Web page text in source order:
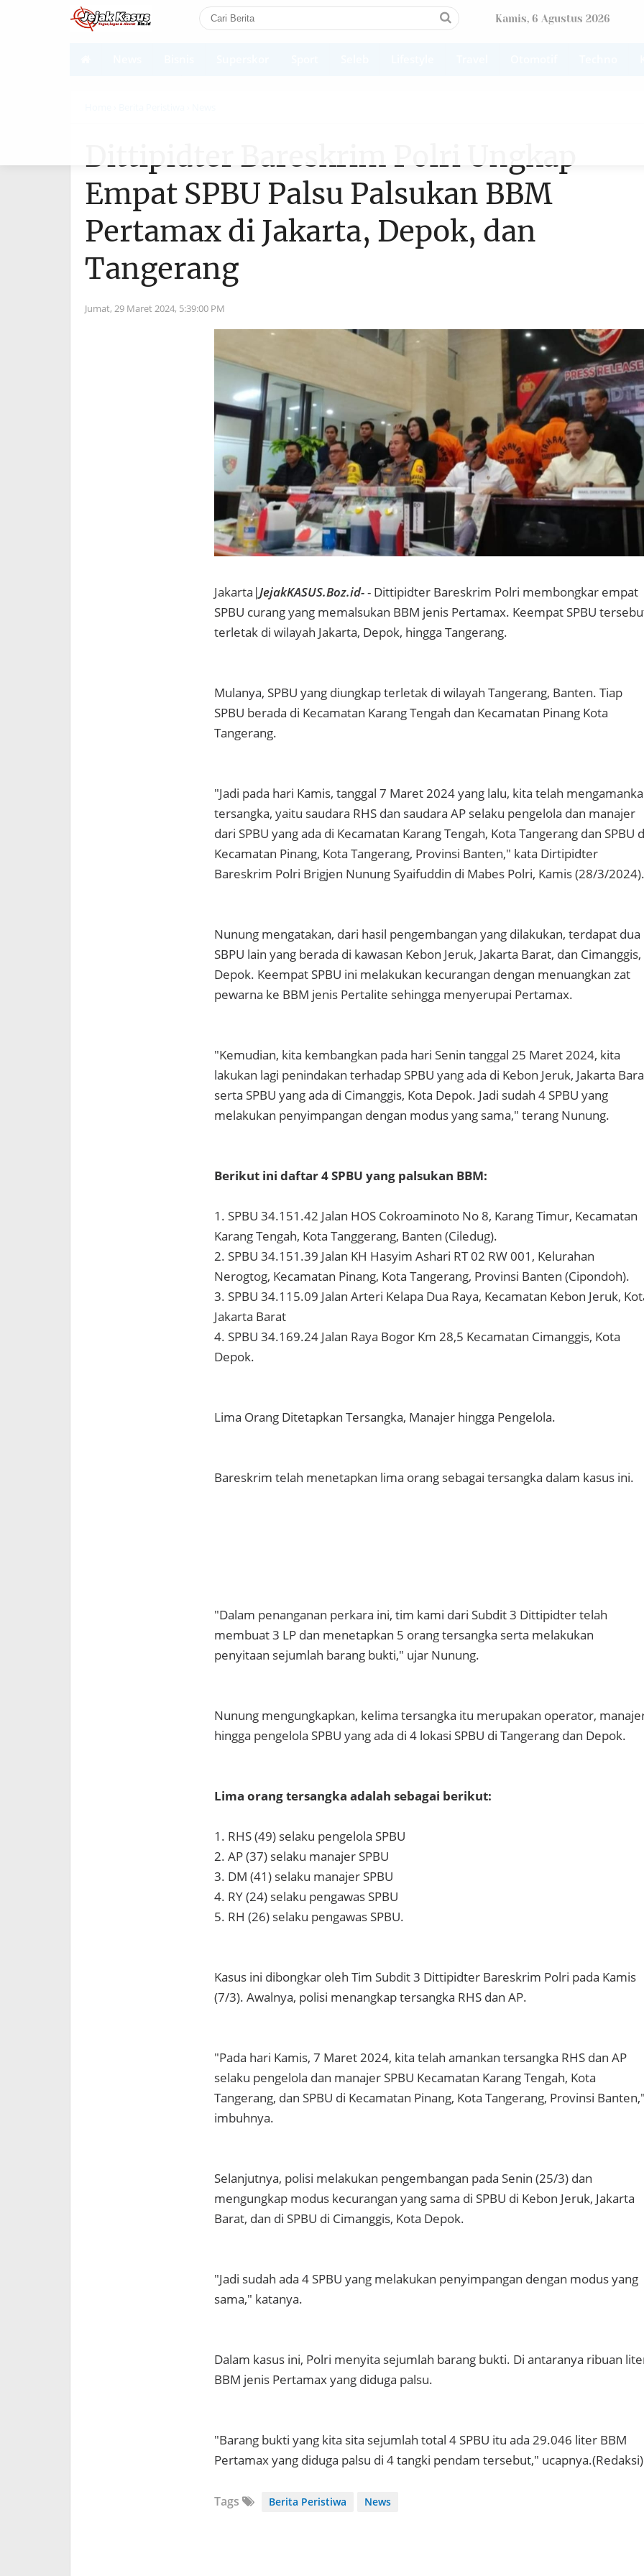
Kamis, 6 Agustus 2026
Dittipidter Bareskrim Polri Ungkap
Empat SPBU Palsu Palsukan BBM
Pertamax di Jakarta, Depok, dan
Tangerang
Jumat, 29 Maret 2024, 5:39:00 PM
Jakarta|JejakKASUS.Boz.id-- Dittipidter Bareskrim Polri membongkar empat
SPBU curang yang memalsukan BBM jenis Pertamax. Keempat SPBU
terletak di wilayah Jakarta, Depok, hingga Tangerang.
Mulanya, SPBU yang diungkap terletak di wilayah Tangerang, Banten. Tiap
SPBU berada di Kecamatan Karang Tengah dan Kecamatan Pinang Kota
Tangerang.
"Jadi pada hari Kamis, tanggal 7 Maret 2024 yang lalu, kita telah
tersangka, yaitu saudara RHS dan saudara AP selaku pengelola dan manajer
dari SPBU yang ada di Kecamatan Karang Tengah, Kota Tangerang dan SPBU
Kecamatan Pinang, Kota Tangerang, Provinsi Banten," kata Dirtipidter
Bareskrim Polri Brigjen Nunung Syaifuddin di Mabes Polri, Kamis (28/3/2024).
Nunung mengatakan, dari hasil pengembangan yang dilakukan, terdapat dua
SBPU lain yang berada di kawasan Kebon Jeruk, Jakarta Barat, dan Cimanggis,
Depok. Keempat SPBU ini melakukan kecurangan dengan menuangkan zat
pewarna ke BBM jenis Pertalite sehingga menyerupai Pertamax.
"Kemudian, kita kembangkan pada hari Senin tanggal 25 Maret 2024, kita
lakukan lagi penindakan terhadap SPBU yang ada di Kebon Jeruk, Jakarta
serta SPBU yang ada di Cimanggis, Kota Depok. Jadi sudah 4 SPBU yang
melakukan penyimpangan dengan modus yang sama," terang Nunung.
Berikut ini daftar 4 SPBU yang palsukan BBM:
1. SPBU 34.151.42 Jalan HOS Cokroaminoto No 8, Karang Timur, Kecamatan
Karang Tengah, Kota Tanggerang, Banten (Ciledug).
2. SPBU 34.151.39 Jalan KH Hasyim Ashari RT 02 RW 001, Kelurahan
Nerogtog, Kecamatan Pinang, Kota Tangerang, Provinsi Banten (Cipondoh).
3. SPBU 34.115.09 Jalan Arteri Kelapa Dua Raya, Kecamatan Kebon Jeruk,
Jakarta Barat
4. SPBU 34.169.24 Jalan Raya Bogor Km 28,5 Kecamatan Cimanggis, Kota
Depok.
Lima Orang Ditetapkan Tersangka, Manajer hingga Pengelola.
Bareskrim telah menetapkan lima orang sebagai tersangka dalam kasus ini.
"Dalam penanganan perkara ini, tim kami dari Subdit 3 Dittipidter telah
membuat 3 LP dan menetapkan 5 orang tersangka serta melakukan
penyitaan sejumlah barang bukti," ujar Nunung.
Nunung mengungkapkan, kelima tersangka itu merupakan operator,
hingga pengelola SPBU yang ada di 4 lokasi SPBU di Tangerang dan Depok.
Lima orang tersangka adalah sebagai berikut:
1. RHS (49) selaku pengelola SPBU
2. AP (37) selaku manajer SPBU
3. DM (41) selaku manajer SPBU
4. RY (24) selaku pengawas SPBU
5. RH (26) selaku pengawas SPBU.
Kasus ini dibongkar oleh Tim Subdit 3 Dittipidter Bareskrim Polri pada Kamis
(7/3). Awalnya, polisi menangkap tersangka RHS dan AP.
"Pada hari Kamis, 7 Maret 2024, kita telah amankan tersangka RHS dan AP
selaku pengelola dan manajer SPBU Kecamatan Karang Tengah, Kota
Tangerang, dan SPBU di Kecamatan Pinang, Kota Tangerang, Provinsi
imbuhnya.
Selanjutnya, polisi melakukan pengembangan pada Senin (25/3) dan
mengungkap modus kecurangan yang sama di SPBU di Kebon Jeruk, Jakarta
Barat, dan di SPBU di Cimanggis, Kota Depok.
"Jadi sudah ada 4 SPBU yang melakukan penyimpangan dengan modus yang
sama," katanya.
Dalam kasus ini, Polri menyita sejumlah barang bukti. Di antaranya ribuan
BBM jenis Pertamax yang diduga palsu.
"Barang bukti yang kita sita sejumlah total 4 SPBU itu ada 29.046 liter BBM
Pertamax yang diduga palsu di 4 tangki pendam tersebut," ucapnya.(Redaksi)
Tags Berita Peristiwa News